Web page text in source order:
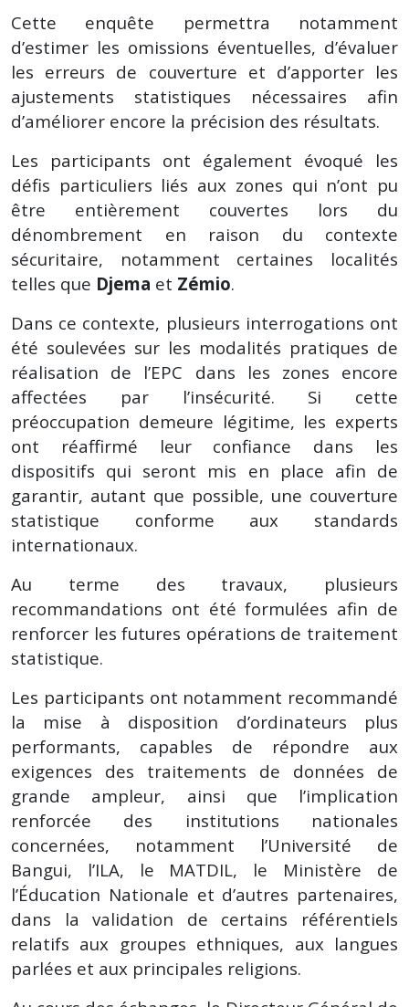
Cette enquête permettra notamment
d’estimer les omissions éventuelles, d’évaluer
les erreurs de couverture et d’apporter les
ajustements statistiques nécessaires afin
d’améliorer encore la précision des résultats.
Les participants ont également évoqué les
défis particuliers liés aux zones qui n’ont pu
être entièrement couvertes lors du
dénombrement en raison du contexte
sécuritaire, notamment certaines localités
telles que Djema et Zémio.
Dans ce contexte, plusieurs interrogations ont
été soulevées sur les modalités pratiques de
réalisation de l’EPC dans les zones encore
affectées par l’insécurité. Si cette
préoccupation demeure légitime, les experts
ont réaffirmé leur confiance dans les
dispositifs qui seront mis en place afin de
garantir, autant que possible, une couverture
statistique conforme aux standards
internationaux.
Au terme des travaux, plusieurs
recommandations ont été formulées afin de
renforcer les futures opérations de traitement
statistique.
Les participants ont notamment recommandé
la mise à disposition d’ordinateurs plus
performants, capables de répondre aux
exigences des traitements de données de
grande ampleur, ainsi que l’implication
renforcée des institutions nationales
concernées, notamment l’Université de
Bangui, l’ILA, le MATDIL, le Ministère de
l’Éducation Nationale et d’autres partenaires,
dans la validation de certains référentiels
relatifs aux groupes ethniques, aux langues
parlées et aux principales religions.